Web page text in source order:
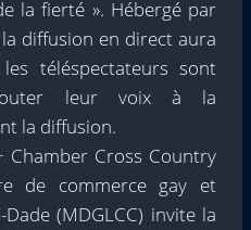
la fierté ». Hébergé par
diffusion en direct aura
téléspectateurs sont
leur voix à la
la diffusion.
Chamber Cross Country
de commerce gay et
(MDGLCC) invite la